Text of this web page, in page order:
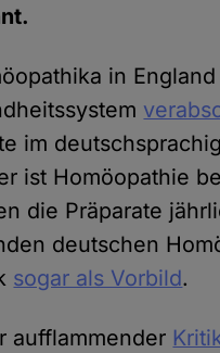
in
im
ist Homöopathie
die Präparate
deutschen
sogar als Vorbild.
aufflammender